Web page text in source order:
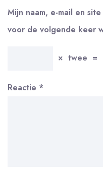
Mijn naam, e-mail en
voor de volgende keer
× twee =
Reactie *